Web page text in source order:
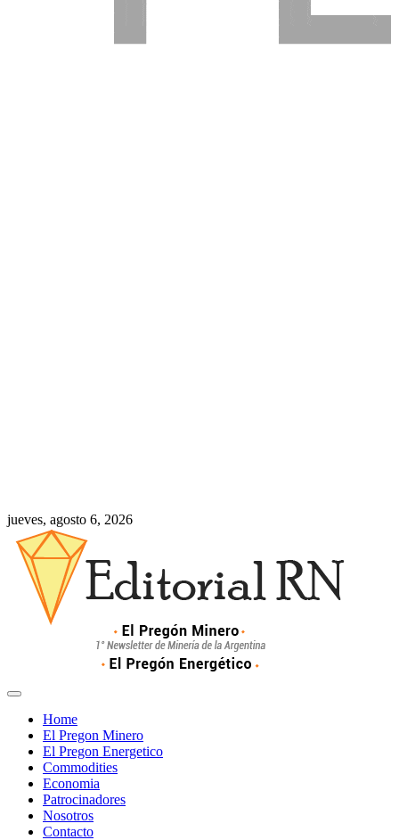
jueves, agosto 6, 2026
Home
El Pregon Minero
El Pregon Energetico
Commodities
Economia
Patrocinadores
Nosotros
Contacto